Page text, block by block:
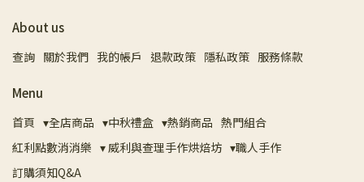
About us
查詢 關於我們 我的帳戶 退款政策 隱私政策 服務條款
Menu
首頁 ▾全店商品 ▾中秋禮盒 ▾熱銷商品 熱門組合
紅利點數消消樂 ▾ 威利與查理手作烘焙坊 ▾職人手作
訂購須知Q&A